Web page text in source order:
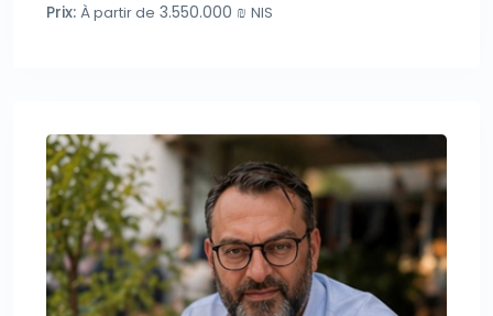
Prix: À partir de 3.550.000 ₪ NIS